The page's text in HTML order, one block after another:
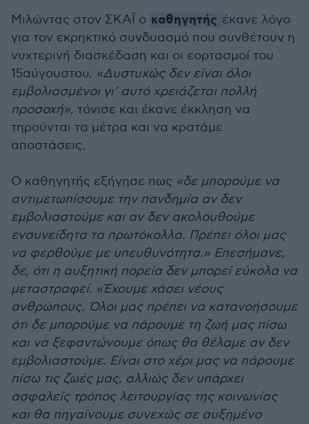
Μιλώντας στον ΣΚΑΪ ο καθηγητής έκανε λόγο
για τον εκρηκτικό συνδυασμό που συνθέτουν η
νυχτερινή διασκέδαση και οι εορτασμοί του
15αύγουστου. «Δυστυχώς δεν είναι όλοι
εμβολιασμένοι γι’ αυτό χρειάζεται πολλή
προσοχή», τόνισε και έκανε έκκληση να
τηρούνται τα μέτρα και να κρατάμε
αποστάσεις.
Ο καθηγητής εξήγησε πως «δε μπορούμε να
αντιμετωπίσουμε την πανδημία αν δεν
εμβολιαστούμε και αν δεν ακολουθούμε
ενσυνείδητα τα πρωτόκολλα. Πρέπει όλοι μας
να φερθούμε με υπευθυνότητα.» Επεσήμανε,
δε, ότι η αυξητική πορεία δεν μπορεί εύκολα να
μεταστραφεί. «Έχουμε χάσει νέους
ανθρώπους. Όλοι μας πρέπει να κατανοήσουμε
ότι δε μπορούμε να πάρουμε τη ζωή μας πίσω
και να ξεφαντώνουμε όπως θα θέλαμε αν δεν
εμβολιαστούμε. Είναι στο χέρι μας να πάρουμε
πίσω τις ζωές μας, αλλιώς δεν υπάρχει
ασφαλείς τρόπος λειτουργίας της κοινωνίας
και θα πηγαίνουμε συνεχώς σε αυξημένο